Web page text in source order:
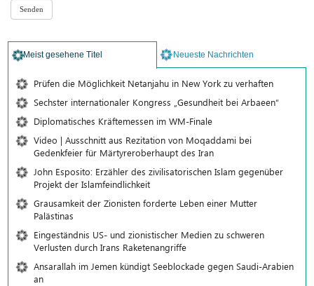
Meist gesehene Titel Neueste Nachrichten
Prüfen die Möglichkeit Netanjahu in New York zu verhaften
Sechster internationaler Kongress „Gesundheit bei Arbaeen“
Diplomatisches Kräftemessen im WM-Finale
Video | Ausschnitt aus Rezitation von Moqaddami bei
Gedenkfeier für Märtyreroberhaupt des Iran
John Esposito: Erzähler des zivilisatorischen Islam gegenüber
Projekt der Islamfeindlichkeit
Grausamkeit der Zionisten forderte Leben einer Mutter
Palästinas
Eingeständnis US- und zionistischer Medien zu schweren
Verlusten durch Irans Raketenangriffe
Ansarallah im Jemen kündigt Seeblockade gegen Saudi-Arabien
an